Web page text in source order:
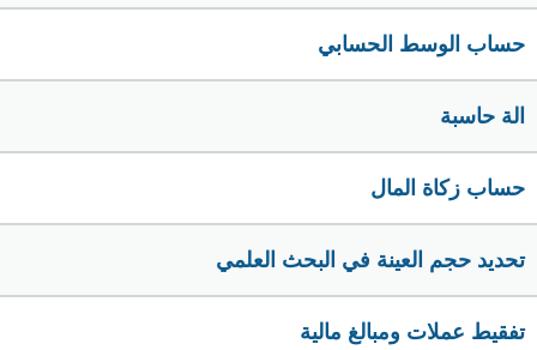
حساب الوسط الحسابي
الة حاسبة
حساب زكاة المال
تحديد حجم العينة في البحث العلمي
تفقيط عملات ومبالغ مالية